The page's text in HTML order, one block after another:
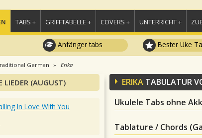
TABS + GRIFFTABELLE + COVERS + UNTERRICHT +
Anfänger tabs Bester Uke
German Erika
ERIKA TABULATUR
Ukulele Tabs ohne
Tablature / Chords
LIEDER (AUGUST)
In Love With You